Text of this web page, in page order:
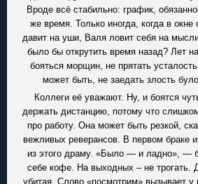
Вроде всё стабильно: график,
же время. Только иногда, когда в окне
давит на уши, Валя ловит себя на
было бы открутить время назад? Лет
бояться морщин, не прятать
может быть, не заедать злость
Коллеги её уважают. Ну, и боятся
держать дистанцию, потому что
про работу. Она может быть резкой,
вежливых реверансов. В первом браке
из этого драму. «Было — и ладно», —
себе кофе. На выходных – не трогать.
убитая. Слово «посмотрим» вызывает у